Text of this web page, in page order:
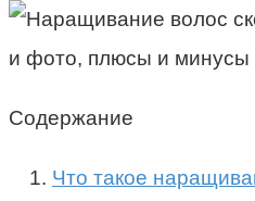
Содержание
Что такое